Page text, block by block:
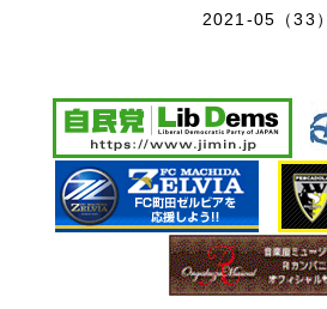
2021-05（33）